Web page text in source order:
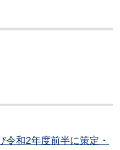
令和2年度前半に策定・